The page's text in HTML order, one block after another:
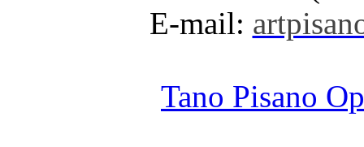
E-mail:
Tano Pisano